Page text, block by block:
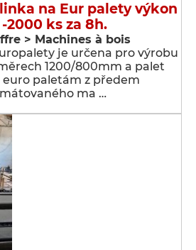
na Eur palety výkon
-2000 ks za 8h.
> Machines à bois
je určena pro výrobu
1200/800mm a palet
paletám z předem
ma …